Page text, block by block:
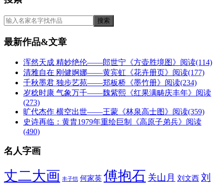
最新作品&文章
浑然天成 精妙绝伦——郎世宁《方壶胜境图》 阅读(114)
清雅自在 刚健婀娜——黄宾虹《花卉册页》 阅读(177)
千秋墨君 独步艺苑——郑板桥《墨竹册》 阅读(234)
岁稔时康 气象万千——魏紫熙《红果满畴庆丰年》 阅读
(273)
旷代杰作 横空出世——王蒙《林泉高士图》 阅读(359)
史诗再临：黄胄1979年重绘巨制《高原子弟兵》 阅读
(490)
名人字画
丈二大画 丰子恺 何家英 傅抱石 关山月 刘文西 刘